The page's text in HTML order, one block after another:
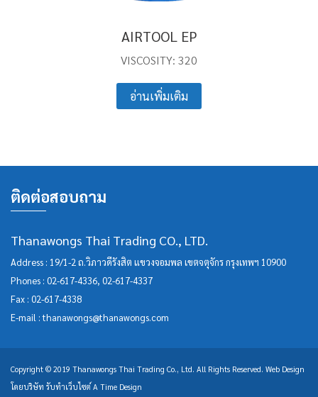
AIRTOOL EP
VISCOSITY: 320
อ่านเพิ่มเติม
ติดต่อสอบถาม
Thanawongs Thai Trading CO., LTD.
Address : 19/1-2 ถ.วิภาวดีรังสิต แขวงจอมพล เขตจตุจักร กรุงเทพฯ 10900
Phones : 02-617-4336, 02-617-4337
Fax : 02-617-4338
E-mail :thanawongs@thanawongs.com
Copyright © 2019 Thanawongs Thai Trading Co., Ltd. All Rights Reserved. Web Design
โดยบริษัท รับทำเว็บไซต์ A Time Design